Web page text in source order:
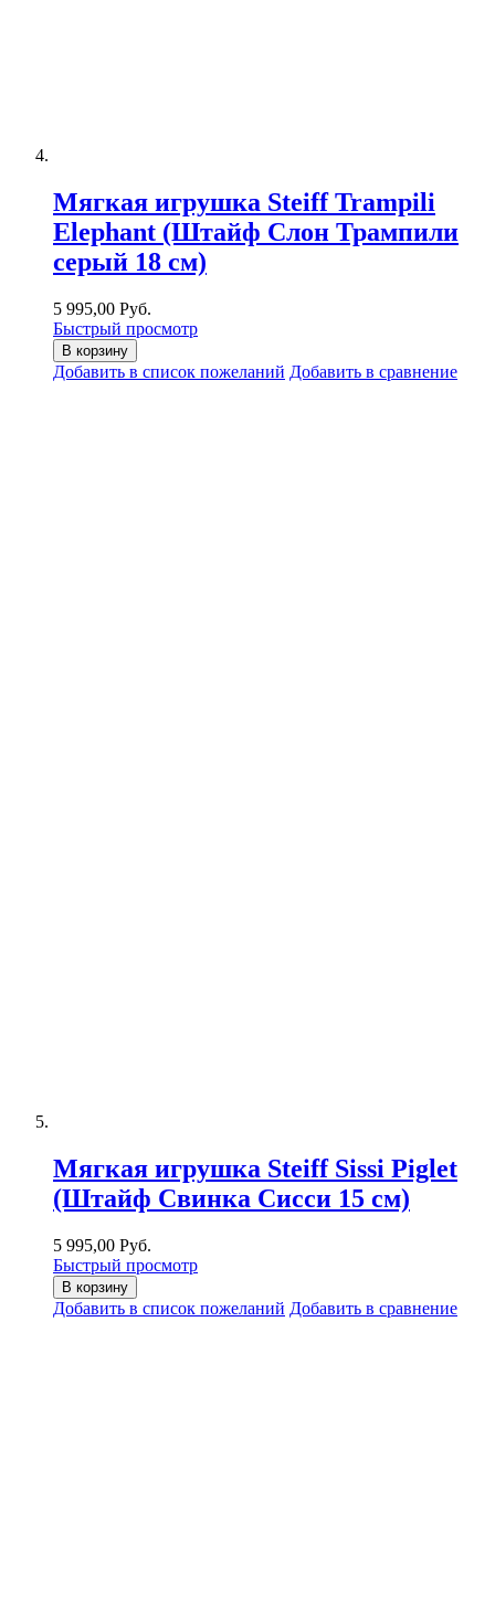
Мягкая игрушка Steiff Trampili
Elephant (Штайф Слон Трампили
серый 18 см)
5 995,00 Руб.
Быстрый просмотр
В корзину
Добавить в список пожеланий Добавить в сравнение
Мягкая игрушка Steiff Sissi Piglet
(Штайф Свинка Сисси 15 см)
5 995,00 Руб.
Быстрый просмотр
В корзину
Добавить в список пожеланий Добавить в сравнение